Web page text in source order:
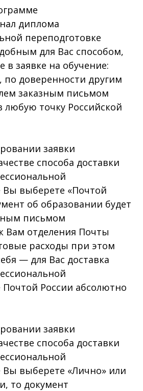
диплома
переподготовке
для Вас способом,
в заявке на обучение:
по доверенности другим
заказным письмом
любую точку Российской
заявки
способа доставки
Вы выберете «Почтой
об образовании будет
письмом
Вам отделения Почты
расходы при этом
— для Вас доставка
Почтой России абсолютно
заявки
способа доставки
Вы выберете «Лично» или
то документ